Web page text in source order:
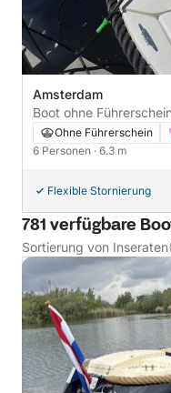
Amsterdam
Ohne Führerschein
6 Personen · 6.3 m
Flexible Stornierung
781 verfügbare
Sortierung von Inseraten